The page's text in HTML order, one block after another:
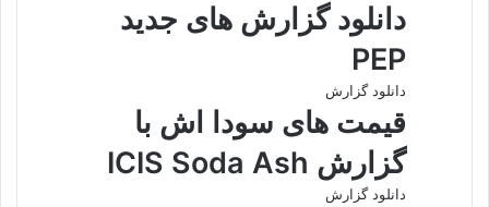
دانلود گزارش های جدید
PEP
دانلود گزارش
قیمت های سودا اش با
گزارش ICIS Soda Ash
دانلود گزارش